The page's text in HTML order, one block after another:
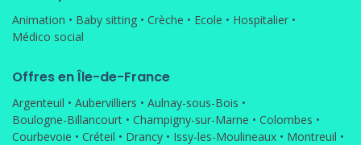
Animation • Baby sitting • Crèche • Ecole • Hospitalier •
Médico social
Offres en Île-de-France
Argenteuil • Aubervilliers • Aulnay-sous-Bois •
Boulogne-Billancourt • Champigny-sur-Marne • Colombes •
Courbevoie • Créteil • Drancy • Issy-les-Moulineaux • Montreuil •